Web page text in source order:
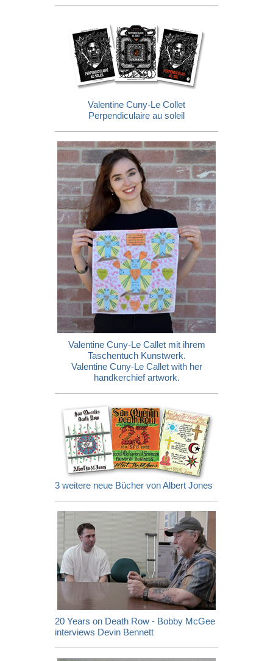
Valentine Cuny-Le Collet
Perpendiculaire au soleil
Valentine Cuny-Le Callet mit ihrem
Taschentuch Kunstwerk.
Valentine Cuny-Le Callet with her
handkerchief artwork.
3 weitere neue Bücher von Albert Jones
20 Years on Death Row - Bobby McGee
interviews Devin Bennett